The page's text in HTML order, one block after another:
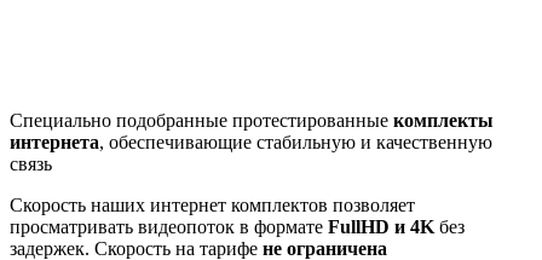
Специально подобранные протестированные комплекты
интернета, обеспечивающие стабильную и качественную
связь
Скорость наших интернет комплектов позволяет
просматривать видеопоток в формате FullHD и 4K без
задержек. Скорость на тарифе не ограничена